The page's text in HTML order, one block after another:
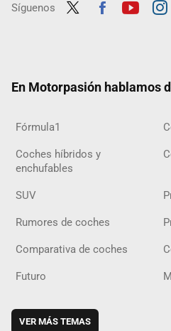
Síguenos
En Motorpasión hablamos
Fórmula1
Coches híbridos y
enchufables
SUV
Rumores de coches
Comparativa de coches
Futuro
VER MÁS TEMAS